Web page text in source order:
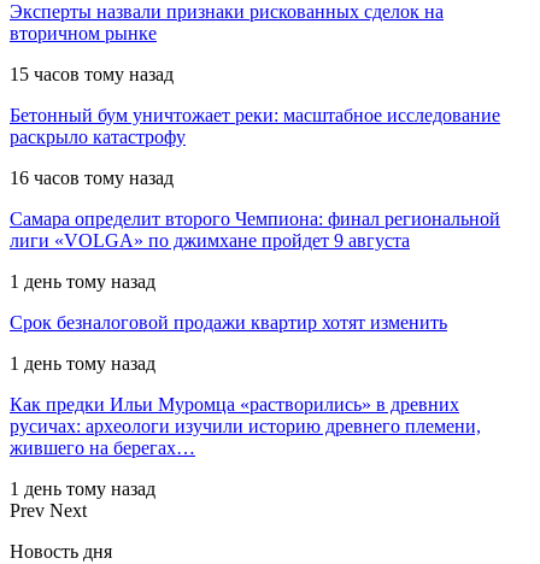
Эксперты назвали признаки рискованных сделок на
вторичном рынке
15 часов тому назад
Бетонный бум уничтожает реки: масштабное исследование
раскрыло катастрофу
16 часов тому назад
Самара определит второго Чемпиона: финал региональной
лиги «VOLGA» по джимхане пройдет 9 августа
1 день тому назад
Срок безналоговой продажи квартир хотят изменить
1 день тому назад
Как предки Ильи Муромца «растворились» в древних
русичах: археологи изучили историю древнего племени,
жившего на берегах…
1 день тому назад
Prev Next
Новость дня